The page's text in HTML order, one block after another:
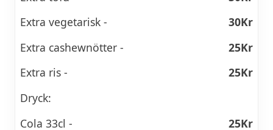
Extra vegetarisk -
30Kr
Extra cashewnötter -
25Kr
Extra ris -
25Kr
Dryck:
Cola 33cl -
25Kr